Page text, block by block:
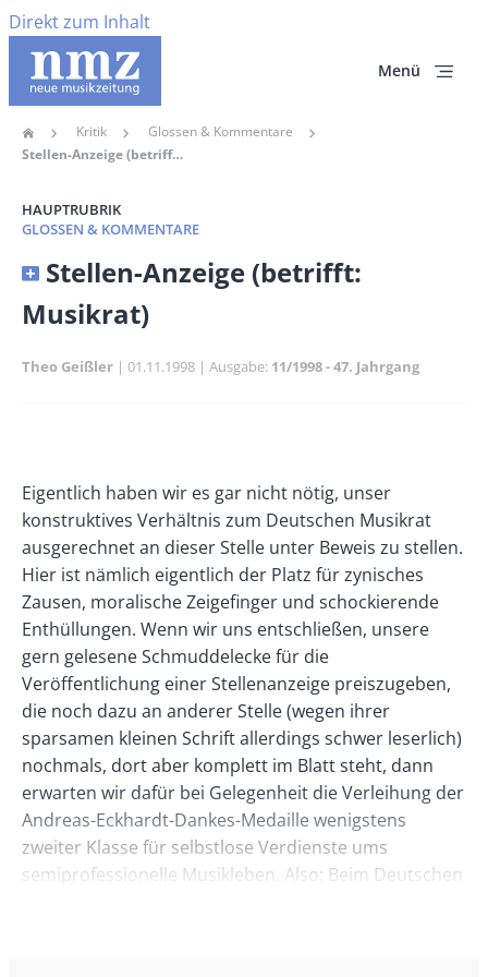
Direkt zum Inhalt
Menü
Pfadnavigation
Home Kritik
Glossen & Kommentare
Stellen-Anzeige (betrifft: Musikrat)
HAUPTRUBRIK
GLOSSEN & KOMMENTARE
Banner
Size
Stellen-Anzeige (betrifft:
Musikrat)
Theo Geißler Publikationsdatum
01.11.1998 Ausgabe 11/1998 - 47. Jahrgang
Left
Rectangle
Right
Body
Eigentlich haben wir es gar nicht nötig, unser
konstruktives Verhältnis zum Deutschen Musikrat
ausgerechnet an dieser Stelle unter Beweis zu stellen.
Hier ist nämlich eigentlich der Platz für zynisches
Zausen, moralische Zeigefinger und schockierende
Enthüllungen. Wenn wir uns entschließen, unsere
gern gelesene Schmuddelecke für die
Veröffentlichung einer Stellenanzeige preiszugeben,
die noch dazu an anderer Stelle (wegen ihrer
sparsamen kleinen Schrift allerdings schwer leserlich)
nochmals, dort aber komplett im Blatt steht, dann
erwarten wir dafür bei Gelegenheit die Verleihung der
Andreas-Eckhardt-Dankes-Medaille wenigstens
zweiter Klasse für selbstlose Verdienste ums
semiprofessionelle Musikleben. Also: Beim Deutschen